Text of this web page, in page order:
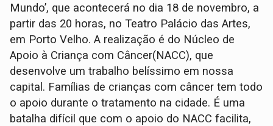
Mundo’, que acontecerá no dia 18 de novembro, a
partir das 20 horas, no Teatro Palácio das Artes,
em Porto Velho. A realização é do Núcleo de
Apoio à Criança com Câncer(NACC), que
desenvolve um trabalho belíssimo em nossa
capital. Famílias de crianças com câncer tem todo
o apoio durante o tratamento na cidade. É uma
batalha difícil que com o apoio do NACC facilita,